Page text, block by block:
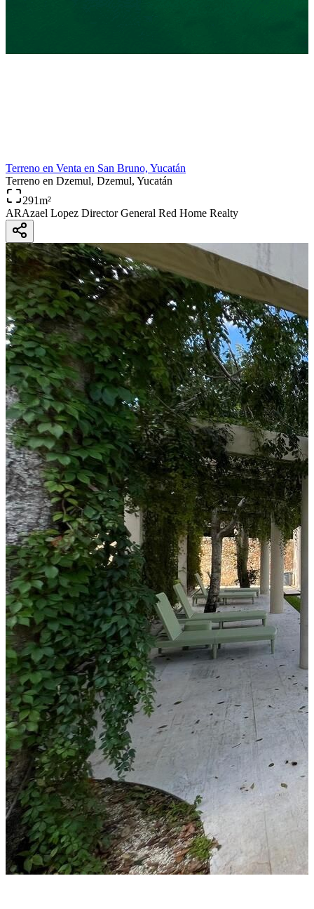
Terreno en Venta en San Bruno, Yucatán
Terreno en Dzemul, Dzemul, Yucatán
291m²
ARAzael Lopez Director General Red Home Realty